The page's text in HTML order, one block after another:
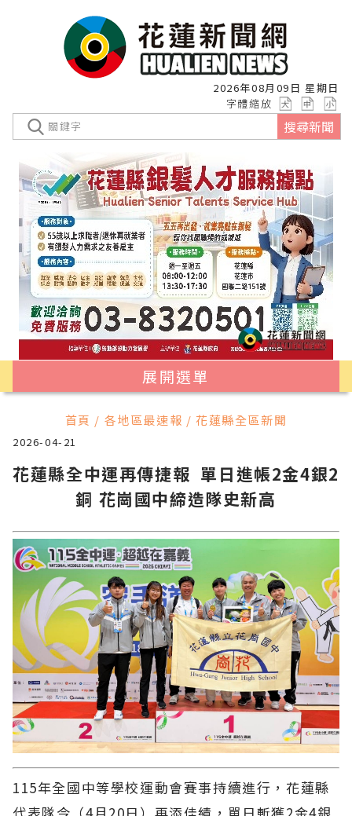
2026年08月09日 星期日
字體縮放
搜尋新聞
展開選單
首頁 / 各地區最速報 / 花蓮縣全區新聞
2026-04-21
花蓮縣全中運再傳捷報 單日進帳2金4銀2
銅 花崗國中締造隊史新高
115年全國中等學校運動會賽事持續進行，花蓮縣